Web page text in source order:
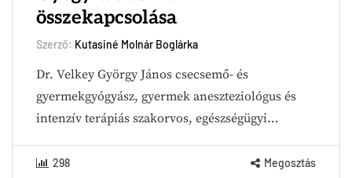
összekapcsolása
Szerző: Kutasiné Molnár Boglárka
Dr. Velkey György János csecsemő- és
gyermekgyógyász, gyermek aneszteziológus és
intenzív terápiás szakorvos, egészségügyi…
298 Megosztás